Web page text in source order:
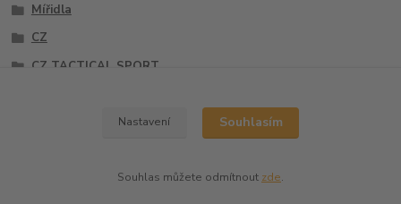
Mířidla
CZ
CZ TACTICAL SPORT
Nastavení Souhlasím
Souhlas můžete odmítnout zde.